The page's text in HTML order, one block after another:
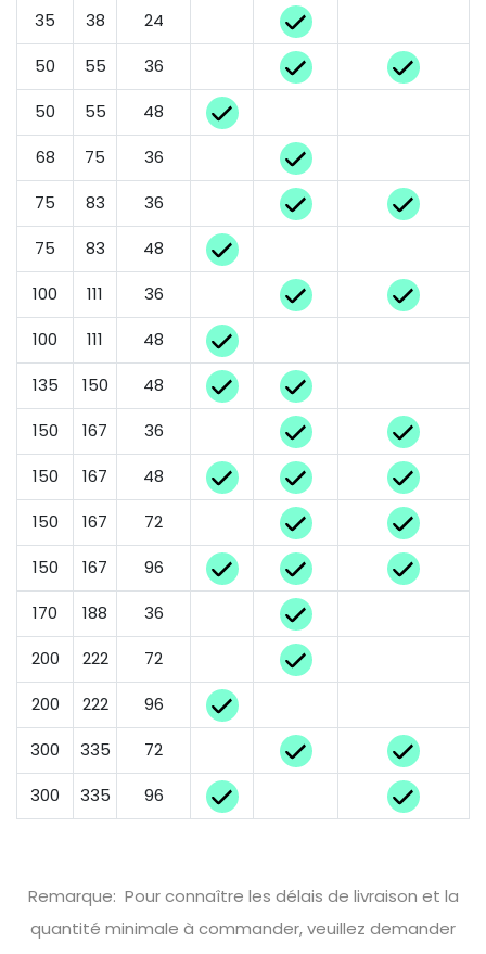
35
38
24
50
55
36
50
55
48
68
75
36
75
83
36
75
83
48
100
111
36
100
111
48
135
150
48
150
167
36
150
167
48
150
167
72
150
167
96
170
188
36
200
222
72
200
222
96
300
335
72
300
335 96
Remarque: Pour connaître les délais de livraison et la
quantité minimale à commander, veuillez demander